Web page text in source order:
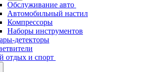
Обслуживание авто
Автомобильный настил
Компрессоры
Наборы инструментов
детекторы
отдых и спорт